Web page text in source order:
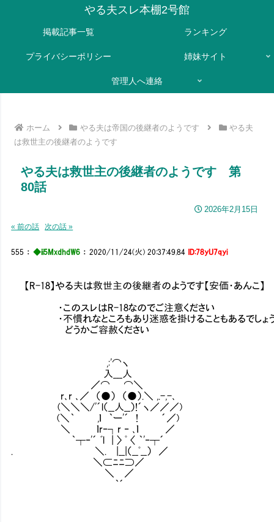
やる夫スレ本棚2号館
掲載記事一覧 ランキング
プライバシーポリシー 姉妹サイト
管理人へ連絡
ホーム やる夫は帝国の後継者のようです
やる夫
は救世主の後継者のようです
やる夫は救世主の後継者のようです 第
80話
2026年2月15日
« 前の話 次の話 »
555 ：◆ii5MxdhdW6 ：2020/11/24(火) 20:37:49.84 ID:78yU7qyi
【R-18】やる夫は救世主の後継者のようです【安価・あんこ】
・このスレはR-18なのでご注意ください
・不慣れなところもあり迷惑を掛けることもあるでしょ
どうかご容赦ください
,:'⌒ヽ
入___人
／⌒ ⌒＼
r､r ､／ （●） （●）.＼ ,.-,-､
(＼＼＼/'´l（__人__）!´ヽ／／／)
(＼｀ ,ｌ ｀ー'´ ! ´／)
＼ ｌr‐┐r ‐ ､ｌ ／
｀┬‐'´ ﾞl | 〉 ﾟ 〈 ｀'‐┬´
. ＼. |__|（__ﾟ__） ／
＼⊂ﾆﾆ⊃／
＼ ／
｀´